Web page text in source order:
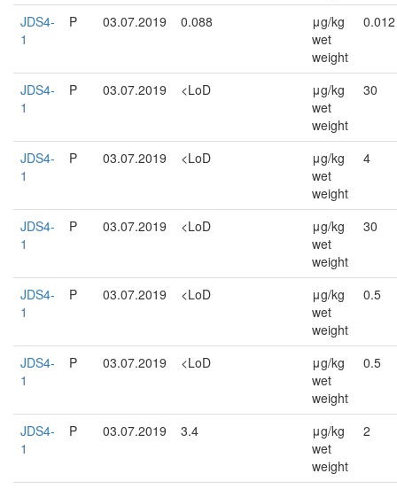
JDS4-
1
P 03.07.2019 0.088
μg/kg
wet
weight
0.012
JDS4-
1
P 03.07.2019 <LoD
μg/kg
wet
weight
30
JDS4-
1
P 03.07.2019 <LoD
μg/kg
wet
weight
4
JDS4-
1
P 03.07.2019 <LoD
μg/kg
wet
weight
30
JDS4-
1
P 03.07.2019 <LoD
μg/kg
wet
weight
0.5
JDS4-
1
P 03.07.2019 <LoD
μg/kg
wet
weight
0.5
JDS4-
1
P 03.07.2019 3.4
μg/kg
wet
weight
2